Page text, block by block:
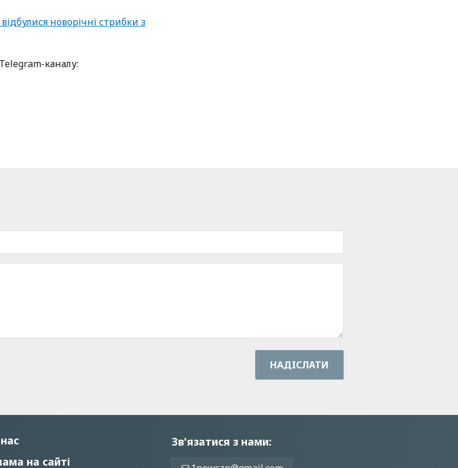
новорічні стрибки з
каналу:
НАДIСЛАТИ
на сайті
Зв'язатися з нами: